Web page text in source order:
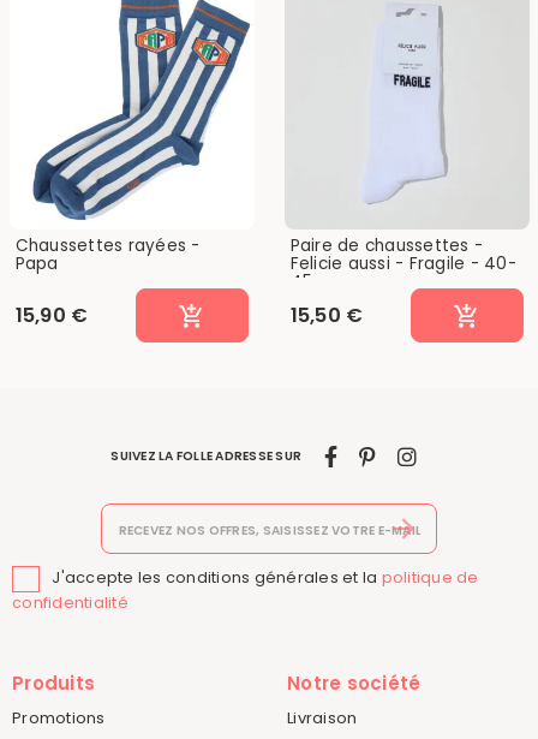
Chaussettes rayées -
Papa
15,90 €
Paire de chaussettes -
Felicie aussi - Fragile - 40-
45
15,50 €
J'accepte les conditions générales et la politique de
confidentialité
SUIVEZ LA FOLLE ADRESSE SUR
Produits
Promotions
Notre société
Livraison